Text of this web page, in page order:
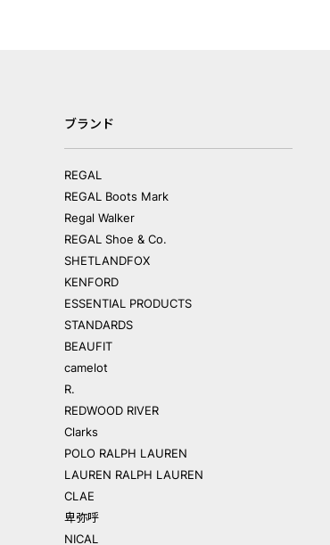
ブランド
REGAL
REGAL Boots Mark
Regal Walker
REGAL Shoe & Co.
SHETLANDFOX
KENFORD
ESSENTIAL PRODUCTS
STANDARDS
BEAUFIT
camelot
R.
REDWOOD RIVER
Clarks
POLO RALPH LAUREN
LAUREN RALPH LAUREN
CLAE
卑弥呼
NICAL